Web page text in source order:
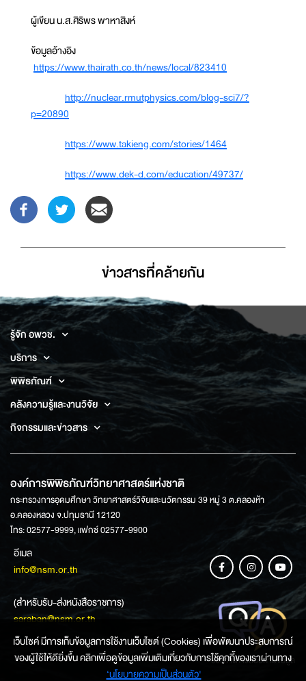
ผู้เขียน น.ส.ศิริพร พาหาสิงห์
ข้อมูลอ้างอิง
https://www.thairath.co.th/news/local/823410
http://nuclear.rmutphysics.com/blog-sci7/?
p=20890
https://www.takieng.com/stories/1464
https://www.dek-d.com/education/49737/
ข่าวสารที่่คล้ายกัน
รู้จัก อพวช.
บริการ
พิพิธภัณฑ์
คลังความรู้และงานวิจัย
กิจกรรมและข่าวสาร
องค์การพิพิธภัณฑ์วิทยาศาสตร์แห่งชาติ
กระทรวงการอุดมศึกษา วิทยาศาสตร์วิจัยและนวัตกรรม 39 หมู่ 3 ต.คลองห้า
อ.คลองหลวง จ.ปทุมธานี 12120
โทร: 02577-9999, แฟกซ์ 02577-9900
อีเมล
info@nsm.or.th
(สำหรับรับ-ส่งหนังสือราชการ)
saraban@nsm.or.th
ช่องทางการสอบถามข้อมูล
เว็บไซค์ มีการเก็บข้อมูลการใช้งานเว็บไซต์ (Cookies) เพื่อพัฒนาประสบการณ์
ของผู้ใช้ให้ดียิ่งขึ้น คลิกเพื่อดูข้อมูลเพิ่มเติมเกี่ยวกับการใช้คุกกี้ของเราผ่านทาง
‘นโยบายความเป็นส่วนตัว'